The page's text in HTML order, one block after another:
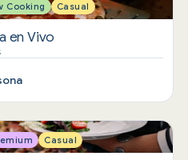
Cooking Casual
en Vivo
Casual